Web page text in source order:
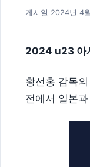
게시일 2024년 4
2024 u23 아
황선홍 감독
전에서 일본